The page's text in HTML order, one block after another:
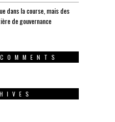
dans la course, mais des
de gouvernance